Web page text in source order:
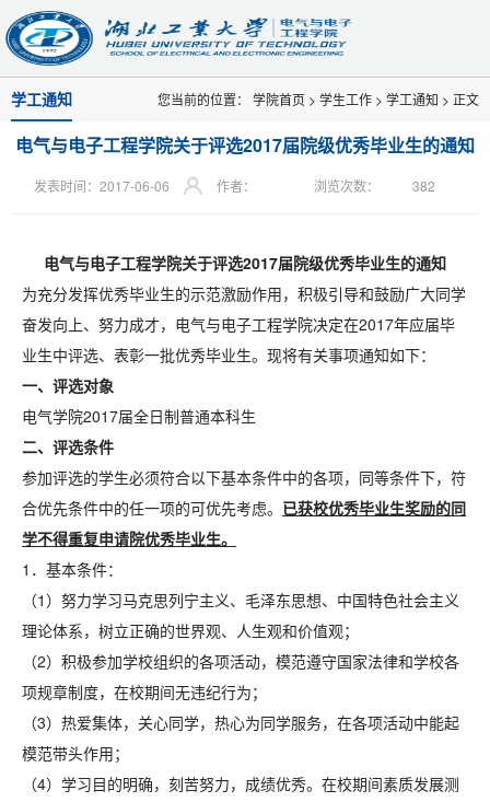
学工通知 您当前的位置： 学院首页 > 学生工作 > 学工通知 > 正文
电气与电子工程学院关于评选2017届院级优秀毕业生的通知
发表时间：2017-06-06 作者： 浏览次数： 382
电气与电子工程学院关于评选2017届院级优秀毕业生的通知
为充分发挥优秀毕业生的示范激励作用，积极引导和鼓励广大同学
奋发向上、努力成才，电气与电子工程学院决定在2017年应届毕
业生中评选、表彰一批优秀毕业生。现将有关事项通知如下：
一、评选对象
电气学院2017届全日制普通本科生
二、评选条件
参加评选的学生必须符合以下基本条件中的各项，同等条件下，符
合优先条件中的任一项的可优先考虑。 已获校优秀毕业生奖励的同
学不得重复申请院优秀毕业生。
1．基本条件：
（1）努力学习马克思列宁主义、毛泽东思想、中国特色社会主义
理论体系，树立正确的世界观、人生观和价值观；
（2）积极参加学校组织的各项活动，模范遵守国家法律和学校各
项规章制度，在校期间无违纪行为；
（3）热爱集体，关心同学，热心为同学服务，在各项活动中能起
模范带头作用；
（4）学习目的明确，刻苦努力，成绩优秀。在校期间素质发展测